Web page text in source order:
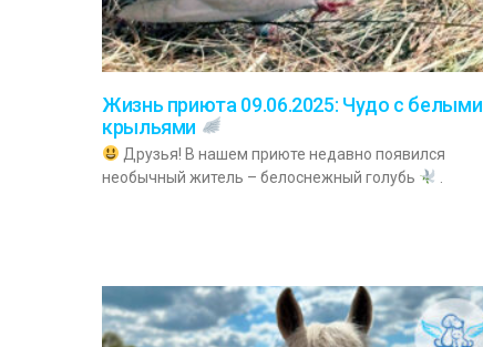
Жизнь приюта 09.06.2025: Чудо с белыми
крыльями
Друзья! В нашем приюте недавно появился
необычный житель – белоснежный голубь